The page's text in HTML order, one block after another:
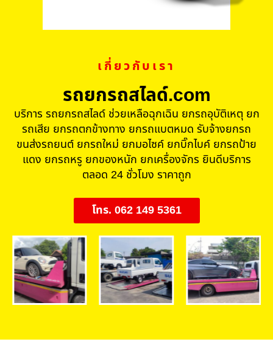
เกี่ยวกับเรา
รถยกรถสไลด์.com
บริการ รถยกรถสไลด์ ช่วยเหลือฉุกเฉิน ยกรถอุบัติเหตุ ยก
รถเสีย ยกรถตกข้างทาง ยกรถแบตหมด รับจ้างยกรถ
ขนส่งรถยนต์ ยกรถใหม่ ยกมอไซค์ ยกบิ๊กไบค์ ยกรถป้าย
แดง ยกรถหรู ยกของหนัก ยกเครื่องจักร ยินดีบริการ
ตลอด 24 ชั่วโมง ราคาถูก
โทร. 062 149 5361